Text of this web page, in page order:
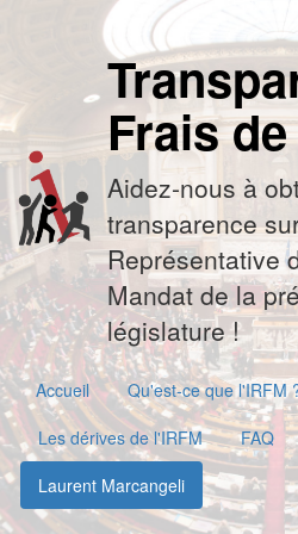
Frais
Aidez-nous à
transparence
Représentative
Mandat de la
législature !
Accueil
Qu'est-ce que l'IRFM
Les dérives de l'IRFM
FAQ
Laurent Marcangeli